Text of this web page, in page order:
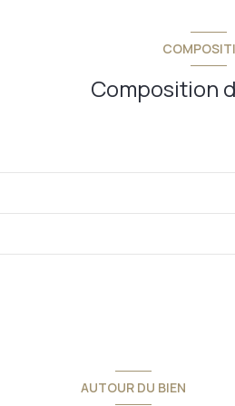
Composition
AUTOUR DU BIEN